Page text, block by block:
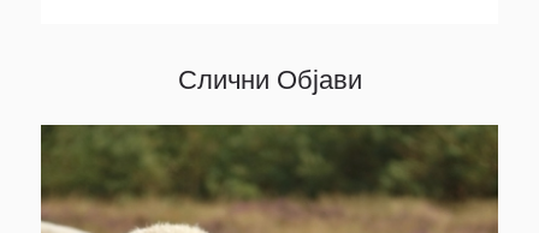
Слични Објави